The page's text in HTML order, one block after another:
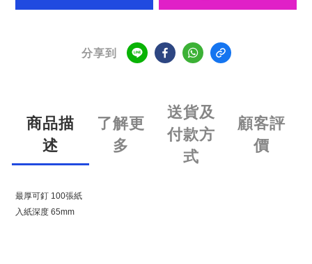
分享到
商品描
述
了解更
多
送貨及
付款方
式
顧客評
價
最厚可釘 100張紙
入紙深度 65mm